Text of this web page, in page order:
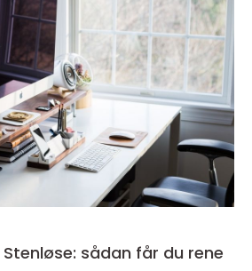
sådan får du rene